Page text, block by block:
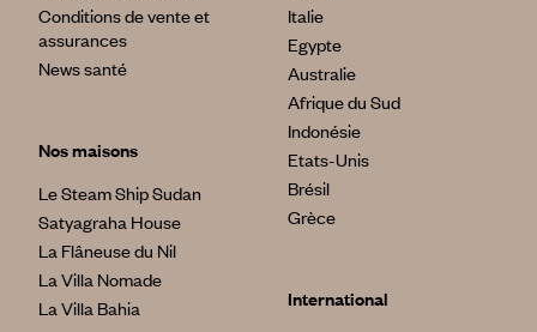
Conditions de vente et
assurances
News santé
Nos maisons
Le Steam Ship Sudan
Satyagraha House
La Flâneuse du Nil
La Villa Nomade
La Villa Bahia
Italie
Egypte
Australie
Afrique du Sud
Indonésie
Etats-Unis
Brésil
Grèce
International